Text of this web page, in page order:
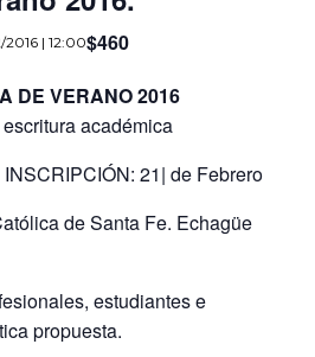
| 12:00$460
DE VERANO 2016
académica
21| de Febrero
de Santa Fe. Echagüe
estudiantes e
propuesta.